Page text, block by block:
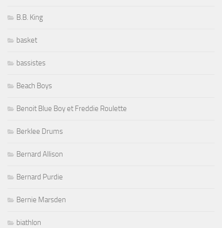
B.B. King
basket
bassistes
Beach Boys
Benoit Blue Boy et Freddie Roulette
Berklee Drums
Bernard Allison
Bernard Purdie
Bernie Marsden
biathlon